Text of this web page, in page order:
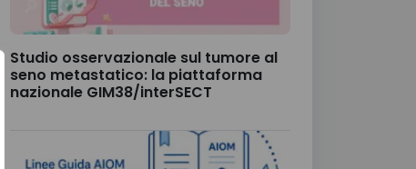
Studio osservazionale sul tumore al
seno metastatico: la piattaforma
nazionale GIM38/interSECT